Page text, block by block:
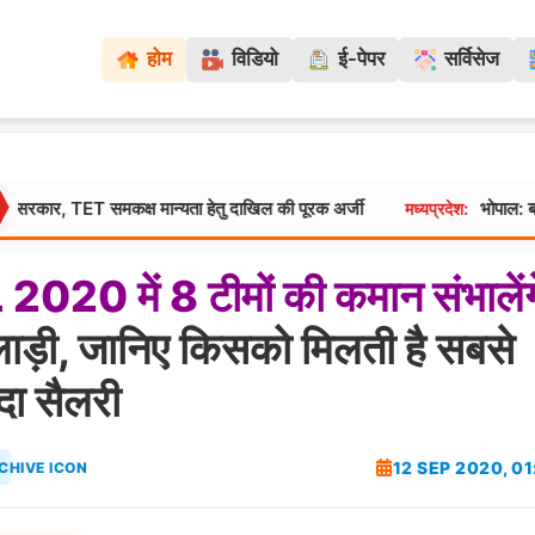
होम विडियो ई-पेपर सर्विसेज
मान्यता हेतु दाखिल की पूरक अर्जी मध्यप्रदेश: भोपाल: बारिश से
2020 में 8 टीमोंकीकमान
जानिए किसको मिलती है सबसे
सैलरी
12 SEP 2020,